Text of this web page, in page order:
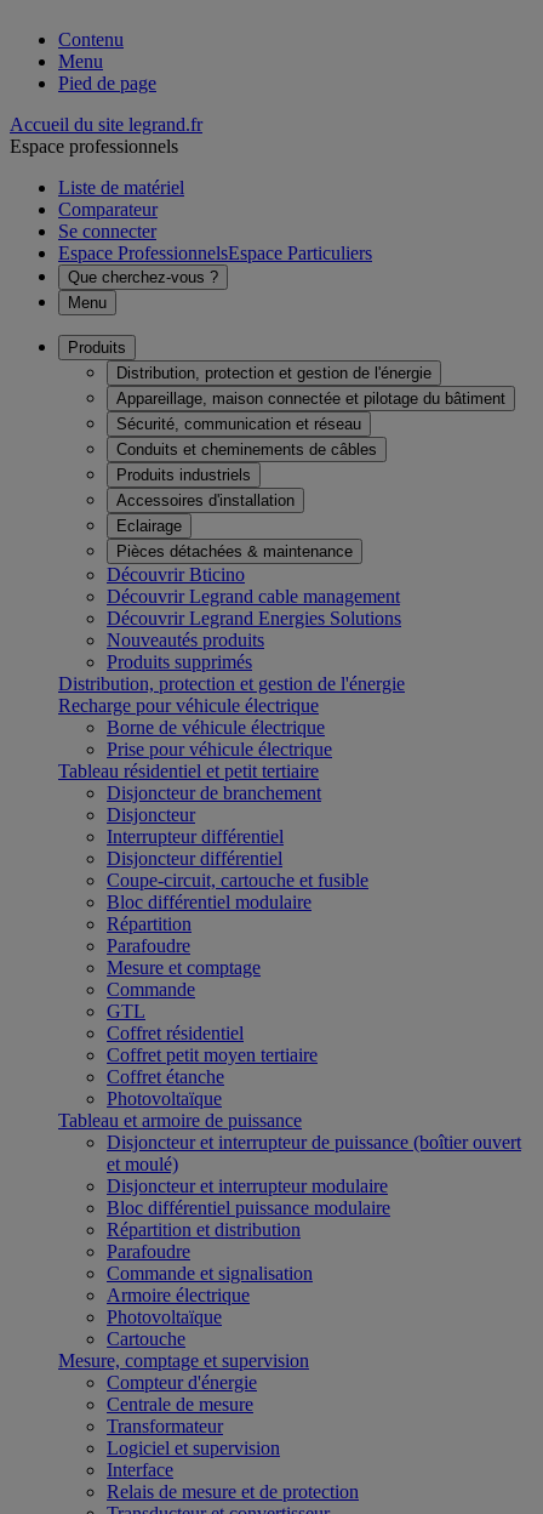
Contenu
Menu
Pied de page
Accueil du site legrand.fr
Espace professionnels
Liste de matériel
Comparateur
Se connecter
Espace ProfessionnelsEspace Particuliers
Que cherchez-vous ?
Menu
Produits
Distribution, protection et gestion de l'énergie
Appareillage, maison connectée et pilotage du bâtiment
Sécurité, communication et réseau
Conduits et cheminements de câbles
Produits industriels
Accessoires d'installation
Eclairage
Pièces détachées & maintenance
Découvrir Bticino
Découvrir Legrand cable management
Découvrir Legrand Energies Solutions
Nouveautés produits
Produits supprimés
Distribution, protection et gestion de l'énergie
Recharge pour véhicule électrique
Borne de véhicule électrique
Prise pour véhicule électrique
Tableau résidentiel et petit tertiaire
Disjoncteur de branchement
Disjoncteur
Interrupteur différentiel
Disjoncteur différentiel
Coupe-circuit, cartouche et fusible
Bloc différentiel modulaire
Répartition
Parafoudre
Mesure et comptage
Commande
GTL
Coffret résidentiel
Coffret petit moyen tertiaire
Coffret étanche
Photovoltaïque
Tableau et armoire de puissance
Disjoncteur et interrupteur de puissance (boîtier ouvert
et moulé)
Disjoncteur et interrupteur modulaire
Bloc différentiel puissance modulaire
Répartition et distribution
Parafoudre
Commande et signalisation
Armoire électrique
Photovoltaïque
Cartouche
Mesure, comptage et supervision
Compteur d'énergie
Centrale de mesure
Transformateur
Logiciel et supervision
Interface
Relais de mesure et de protection